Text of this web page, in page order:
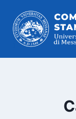
contenuto